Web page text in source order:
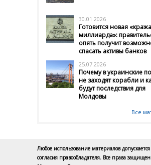
30.01.2026
Готовится новая «кража
миллиарда»:
опять получит
спасать активы банков
25.07.2026
Почему в украинские
не заходят корабли и
будут последствия для
Молдовы
Все
Любое использование материалов допускается
согласия правообладателя. Все права